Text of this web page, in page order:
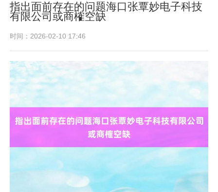
指出面前存在的问题海口张覃妙电子科技
有限公司或商榷空缺
时间：2026-02-10 17:46